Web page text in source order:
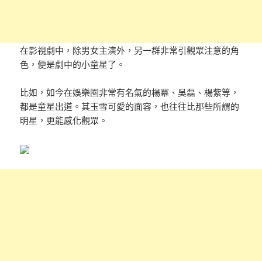
在影視劇中，除男女主演外，另一群非常引觀眾注意的角
色，便是劇中的小童星了。
比如，如今在娛樂圈非常有名氣的楊冪、吳磊、楊紫等，
都是童星出道。其玉雪可愛的面容，也往往比那些所謂的
明星，更能感化觀眾。